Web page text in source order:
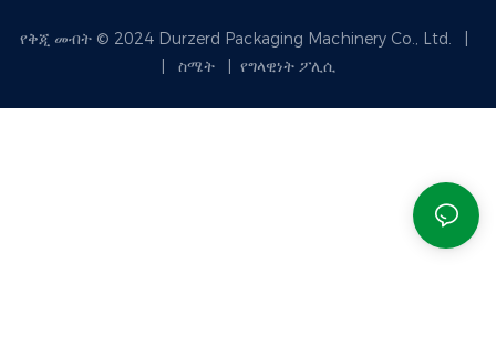
የቅጂ መብት © 2024 Durzerd Packaging Machinery Co., Ltd.
ስሜት የግላዊነት ፖሊሲ